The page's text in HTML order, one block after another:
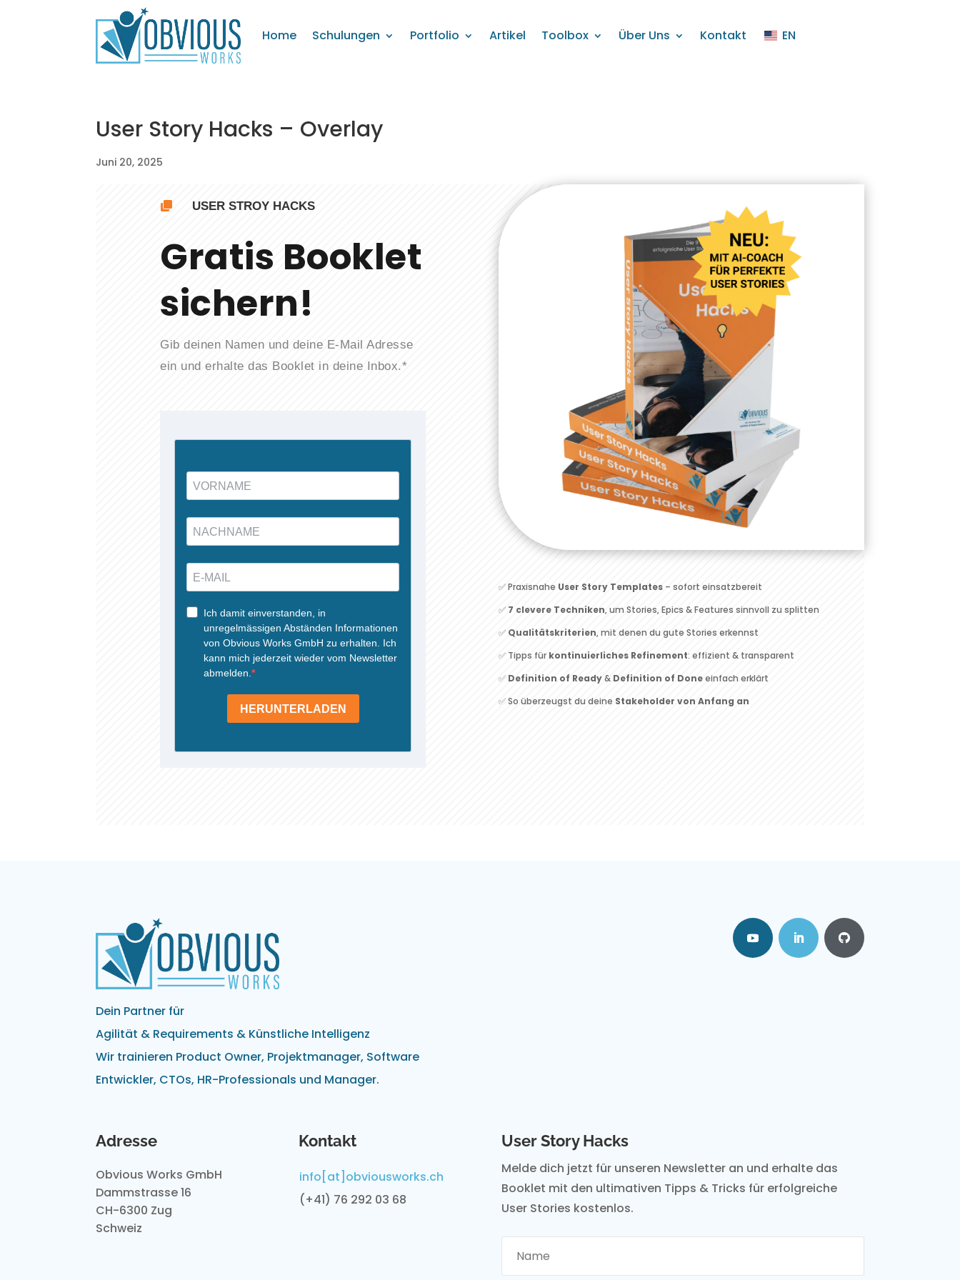
Home Schulungen Portfolio Artikel Toolbox Über Uns Kontakt EN
User Story Hacks – Overlay
Juni 20, 2025
 USER STROY HACKS
Gratis Booklet
sichern!
Gib deinen Namen und deine E-Mail Adresse
ein und erhalte das Booklet in deine Inbox.*
✅ Praxisnahe User Story Templates– sofort einsatzbereit
✅ 7 clevere Techniken, um Stories, Epics & Features sinnvoll zu splitten
✅ Qualitätskriterien, mit denen du gute Stories erkennst
✅ Tipps für kontinuierliches Refinement: effizient & transparent
✅ Definition of Ready& Definition of Doneeinfach erklärt
✅ So überzeugst du deine Stakeholder von Anfang an
Dein Partner für
Agilität & Requirements & Künstliche Intelligenz
Wir trainieren Product Owner, Projektmanager, Software
Entwickler, CTOs, HR-Professionals und Manager.
Adresse
Obvious Works GmbH
Dammstrasse 16
CH-6300 Zug
Schweiz
Kontakt
info[at]obviousworks.ch
(+41) 76 292 03 68
User Story Hacks
Melde dich jetzt für unseren Newsletter an und erhalte das
Booklet mit den ultimativen Tipps & Tricks für erfolgreiche
User Stories kostenlos.